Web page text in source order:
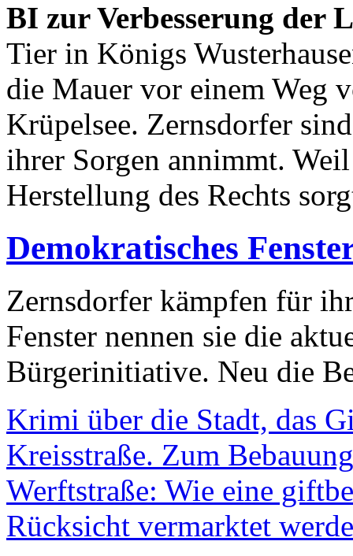
BI zur Verbesserung der
Tier in Königs
die Mauer vor einem Weg
Krüpelsee. Zernsdorfer
ihrer Sorgen annimmt.
Herstellung des Rechts
Demokratisches
Zernsdorfer kämpfen für
Fenster nennen sie die
Bürgerinitiative. Neu die
Krimi über die Stadt, das
Kreisstraße. Zum
Werftstraße: Wie eine
Rücksicht vermarktet